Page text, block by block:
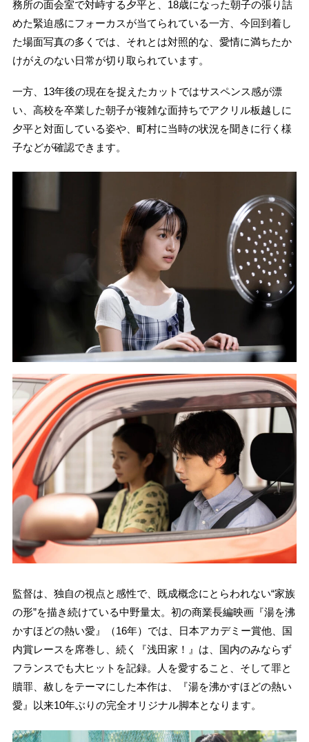
務所の面会室で対峙する夕平と、18歳になった朝子の張り詰
めた緊迫感にフォーカスが当てられている一方、今回到着し
た場面写真の多くでは、それとは対照的な、愛情に満ちたか
けがえのない日常が切り取られています。
一方、13年後の現在を捉えたカットではサスペンス感が漂
い、高校を卒業した朝子が複雑な面持ちでアクリル板越しに
夕平と対面している姿や、町村に当時の状況を聞きに行く様
子などが確認できます。
監督は、独自の視点と感性で、既成概念にとらわれない“家族
の形”を描き続けている中野量太。初の商業長編映画『湯を沸
かすほどの熱い愛』（16年）では、日本アカデミー賞他、国
内賞レースを席巻し、続く『浅田家！』は、国内のみならず
フランスでも大ヒットを記録。人を愛すること、そして罪と
贖罪、赦しをテーマにした本作は、『湯を沸かすほどの熱い
愛』以来10年ぶりの完全オリジナル脚本となります。